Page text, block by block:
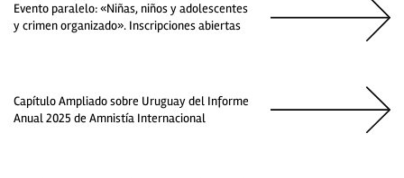
Evento paralelo: «Niñas, niños y adolescentes
y crimen organizado». Inscripciones abiertas
Capítulo Ampliado sobre Uruguay del Informe
Anual 2025 de Amnistía Internacional